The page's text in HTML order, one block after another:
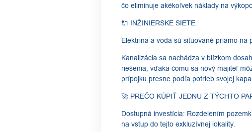
čo eliminuje akékoľvek náklady na
​🔌 INŽINIERSKE SIETE
​Elektrina a voda sú situované priamo na
​Kanalizácia sa nachádza v blízkom
riešenia, vďaka čomu sa nový majiteľ
prípojku presne podľa potrieb svojej
​🚀 PREČO KÚPIŤ JEDNU Z TÝCHTO
​Dostupná investícia: Rozdelením
na vstup do tejto exkluzívnej lokality.